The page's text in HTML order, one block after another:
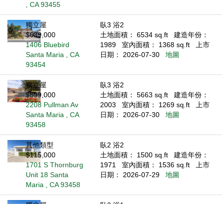
, CA 93455
獨立屋
$639,000
1406 Bluebird
Santa Maria , CA
93454
臥3 浴2
土地面積： 6534 sq.ft
建造年份：
1989
室內面積： 1368 sq.ft
上市
日期： 2026-07-30
地圖
獨立屋
$599,000
2208 Pullman Av
Santa Maria , CA
93458
臥3 浴2
土地面積： 5663 sq.ft
建造年份：
2003
室內面積： 1269 sq.ft
上市
日期： 2026-07-30
地圖
其他類型
$115,000
1701 S Thornburg
Unit 18 Santa
Maria , CA 93458
臥2 浴2
土地面積： 1500 sq.ft
建造年份：
1971
室內面積： 1536 sq.ft
上市
日期： 2026-07-29
地圖